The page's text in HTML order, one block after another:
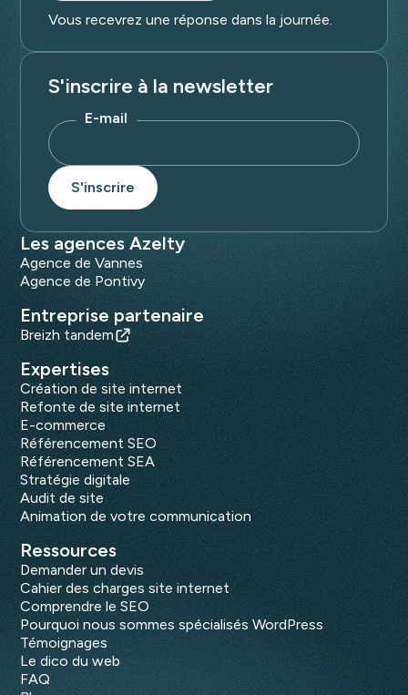
Vous recevrez une réponse dans la journée.
S'inscrire à la newsletter
E-mail
Les agences Azelty
Agence de Vannes
Agence de Pontivy
Entreprise partenaire
Breizh tandem
Expertises
Création de site internet
Refonte de site internet
E-commerce
Référencement SEO
Référencement SEA
Stratégie digitale
Audit de site
Animation de votre communication
Ressources
Demander un devis
Cahier des charges site internet
Comprendre le SEO
Pourquoi nous sommes spécialisés WordPress
Témoignages
Le dico du web
FAQ